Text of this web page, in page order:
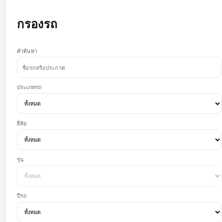
กรองรถ
คำค้นหา
ประเภทรถ
ยี่ห้อ
รุ่น
ปีรถ